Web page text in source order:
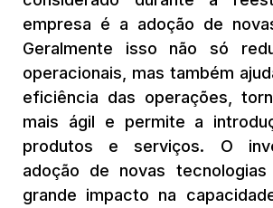
empresa é a adoção de
Geralmente isso não só
operacionais, mas também
eficiência das operações,
mais ágil e permite a
produtos e serviços. O
adoção de novas
grande impacto na